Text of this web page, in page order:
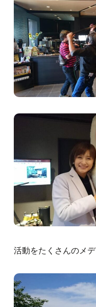
活動をたくさんのメ